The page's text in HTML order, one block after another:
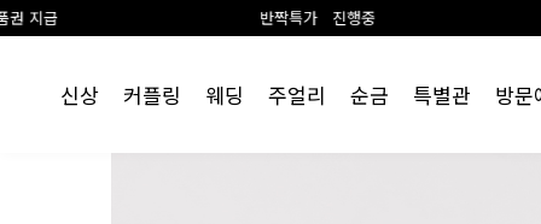
신상 커플링 웨딩 주얼리 순금 특별관 방문